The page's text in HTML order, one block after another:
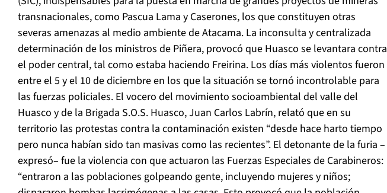
transnacionales, como Pascua Lama y Caserones, los que constituyen otras
severas amenazas al medio ambiente de Atacama. La inconsulta y centralizada
determinación de los ministros de Piñera, provocó que Huasco se levantara contra
el poder central, tal como estaba haciendo Freirina. Los días más violentos fueron
entre el 5 y el 10 de diciembre en los que la situación se tornó incontrolable para
las fuerzas policiales. El vocero del movimiento socioambiental del valle del
Huasco y de la Brigada S.O.S. Huasco, Juan Carlos Labrín, relató que en su
territorio las protestas contra la contaminación existen “desde hace harto tiempo
pero nunca habían sido tan masivas como las recientes”. El detonante de la furia –
expresó– fue la violencia con que actuaron las Fuerzas Especiales de Carabineros:
“entraron a las poblaciones golpeando gente, incluyendo mujeres y niños;